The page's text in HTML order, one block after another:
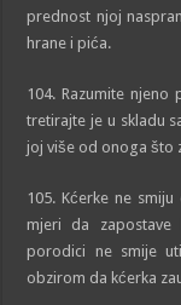
prednost njoj
hrane i pića.
104. Razumite njeno
tretirajte je u skladu
joj više od onoga što
105. Kćerke ne
mjeri da zapostave
porodici ne smije
obzirom da kćerka